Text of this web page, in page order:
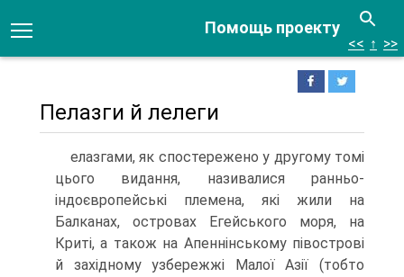
Помощь проекту
<< ↑ >>
Пелазги й лелеги
елазгами, як спостережено у другому томі
цього видання, називалися ранньо-
індоєвропейські племена, які жили на
Балканах, островах Егейського моря, на
Криті, а також на Апеннінському півострові
й західному узбережжі Малої Азії (тобто